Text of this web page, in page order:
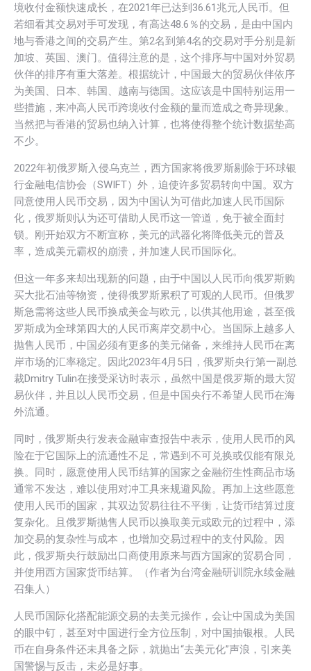
境收付金额快速成长，在2021年已达到36.61兆元人民币。但
若细看其交易对手可发现，有高达48.6％的交易，是由中国内
地与香港之间的交易产生。第2名到第4名的交易对手分别是新
加坡、英国、澳门。值得注意的是，这个排序与中国对外贸易
伙伴的排序有重大落差。根据统计，中国最大的贸易伙伴依序
为美国、日本、韩国、越南与德国。这应该是中国特别运用一
些措施，来冲高人民币跨境收付金额的量而造成之奇异现象。
当然把与香港的贸易也纳入计算，也将使得整个统计数据垫高
不少。
2022年初俄罗斯入侵乌克兰，西方国家将俄罗斯剔除于环球银
行金融电信协会（SWIFT）外，迫使许多贸易转向中国。双方
同意使用人民币交易，因为中国认为可借此加速人民币国际
化，俄罗斯则认为还可借助人民币这一管道，免于被全面封
锁。刚开始双方不断宣称，美元的武器化将降低美元的普及
率，造成美元霸权的崩溃，并加速人民币国际化。
但这一年多来却出现新的问题，由于中国以人民币向俄罗斯购
买大批石油等物资，使得俄罗斯累积了可观的人民币。但俄罗
斯急需将这些人民币换成美金与欧元，以供其他用途，甚至俄
罗斯成为全球第四大的人民币离岸交易中心。当国际上越多人
抛售人民币，中国必须有更多的美元储备，来维持人民币在离
岸市场的汇率稳定。因此2023年4月5日，俄罗斯央行第一副总
裁Dmitry Tulin在接受采访时表示，虽然中国是俄罗斯的最大贸
易伙伴，并且以人民币交易，但是中国央行不希望人民币在海
外流通。
同时，俄罗斯央行发表金融审查报告中表示，使用人民币的风
险在于它国际上的流通性不足，常遇到不可兑换或仅能有限兑
换。同时，愿意使用人民币结算的国家之金融衍生性商品市场
通常不发达，难以使用对冲工具来规避风险。再加上这些愿意
使用人民币的国家，其双边贸易往往不平衡，让货币结算过度
复杂化。且俄罗斯抛售人民币以换取美元或欧元的过程中，添
加交易的复杂性与成本，也增加交易过程中的支付风险。因
此，俄罗斯央行鼓励出口商使用原来与西方国家的贸易合同，
并使用西方国家货币结算。（作者为台湾金融研训院永续金融
召集人）
人民币国际化搭配能源交易的去美元操作，会让中国成为美国
的眼中钉，甚至对中国进行全方位压制，对中国抽银根。人民
币在自身条件还未具备之际，就抛出“去美元化”声浪，引来美
国警惕与反击，未必是好事。